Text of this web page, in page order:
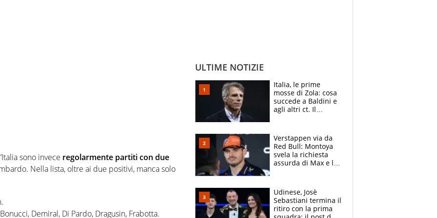
sono invece regolarmente partiti con due
Nella lista, oltre ai due positivi, manca solo
Demiral, Di Pardo, Dragusin, Frabotta.
ULTIME NOTIZIE
Italia, le prime
mosse di Zola: cosa
succede a Baldini e
agli altri ct. Il
azzurri
Verstappen via da
Red Bull: Montoya
svela la richiesta
assurda di Max e lo
McLaren siano
meglio?”
Udinese, Josè
Sebastiani termina il
ritiro con la prima